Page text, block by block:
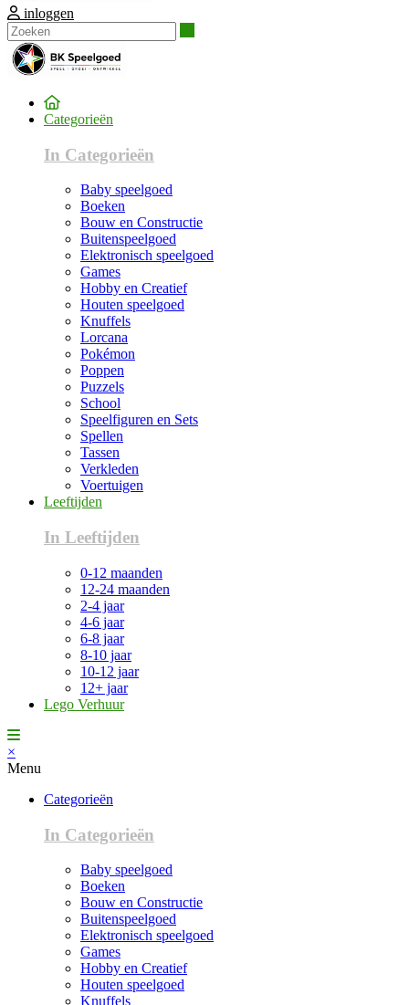
inloggen
Categorieën
In Categorieën
Baby speelgoed
Boeken
Bouw en Constructie
Buitenspeelgoed
Elektronisch speelgoed
Games
Hobby en Creatief
Houten speelgoed
Knuffels
Lorcana
Pokémon
Poppen
Puzzels
School
Speelfiguren en Sets
Spellen
Tassen
Verkleden
Voertuigen
Leeftijden
In Leeftijden
0-12 maanden
12-24 maanden
2-4 jaar
4-6 jaar
6-8 jaar
8-10 jaar
10-12 jaar
12+ jaar
Lego Verhuur
×
Menu
Categorieën
In Categorieën
Baby speelgoed
Boeken
Bouw en Constructie
Buitenspeelgoed
Elektronisch speelgoed
Games
Hobby en Creatief
Houten speelgoed
Knuffels